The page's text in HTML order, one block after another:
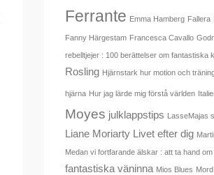
Ferrante Emma Hamberg Fallera
Fanny Härgestam Francesca Cavallo
rebelltjejer : 100 berättelser om fantastiska
Rosling Hjärnstark hur motion och
hjärna Hur jag lärde mig förstå världen
Moyes julklappstips LasseMajas
Liane Moriarty Livet efter dig
Medan vi fortfarande älskar : att ta hand
fantastiska väninna Mios Blues Mord